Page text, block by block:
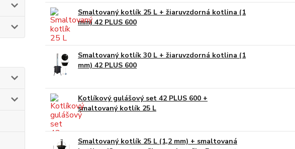
Smaltovaný kotlík 25 L + žiaruvzdorná kotlina (1
mm) 42 PLUS 600
Smaltovaný kotlík 30 L + žiaruvzdorná kotlina (1
mm) 42 PLUS 600
Kotlíkový gulášový set 42 PLUS 600 +
smaltovaný kotlík 25 L
Smaltovaný kotlík 25 L (1,2 mm) + smaltovaná